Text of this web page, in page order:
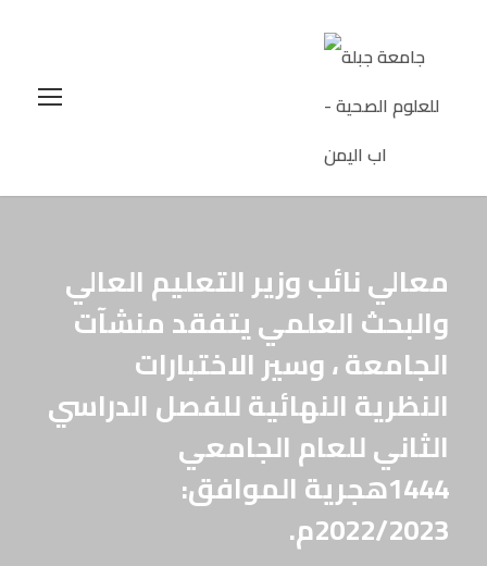
معالي نائب وزير التعليم العالي
والبحث العلمي يتفقد منشآت
الجامعة ، وسير الاختبارات
النظرية النهائية للفصل الدراسي
الثاني للعام الجامعي
1444هجرية الموافق:
2022/2023م.